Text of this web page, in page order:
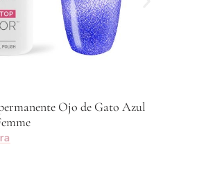
Ojo de Gato Azul